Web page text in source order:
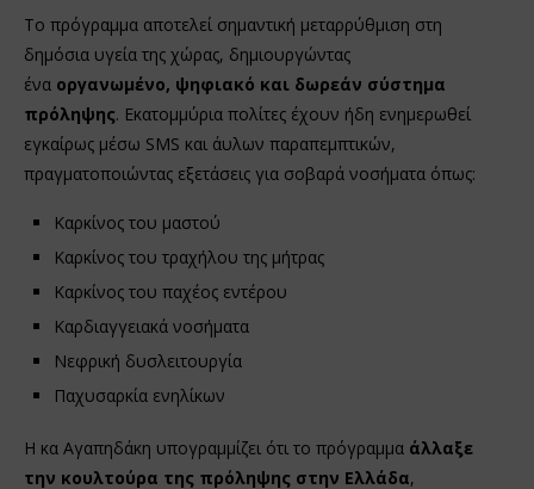
Το πρόγραμμα αποτελεί σημαντική μεταρρύθμιση στη
δημόσια υγεία της χώρας, δημιουργώντας
ένα οργανωμένο, ψηφιακό και δωρεάν σύστημα
πρόληψης. Εκατομμύρια πολίτες έχουν ήδη ενημερωθεί
εγκαίρως μέσω SMS και άυλων παραπεμπτικών,
πραγματοποιώντας εξετάσεις για σοβαρά νοσήματα όπως:
Καρκίνος του μαστού
Καρκίνος του τραχήλου της μήτρας
Καρκίνος του παχέος εντέρου
Καρδιαγγειακά νοσήματα
Νεφρική δυσλειτουργία
Παχυσαρκία ενηλίκων
Η κα Αγαπηδάκη υπογραμμίζει ότι το πρόγραμμα άλλαξε
την κουλτούρα της πρόληψης στην Ελλάδα,